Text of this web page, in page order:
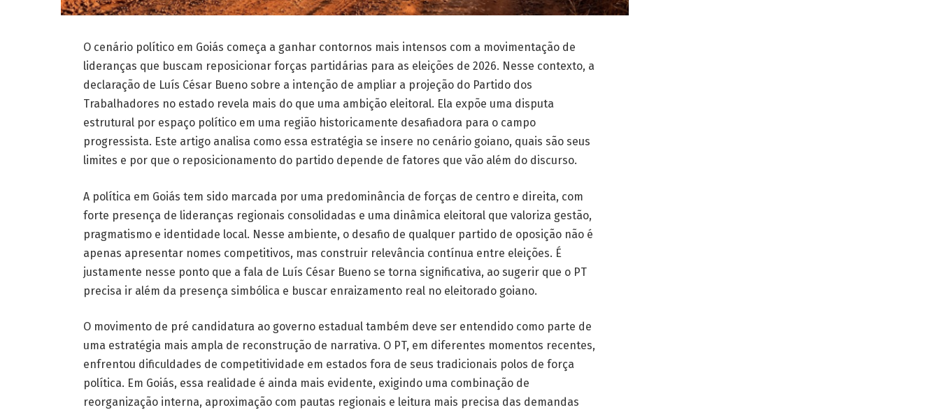
O cenário político em Goiás começa a ganhar contornos mais intensos com a movimentação de
lideranças que buscam reposicionar forças partidárias para as eleições de 2026. Nesse contexto, a
declaração de Luís César Bueno sobre a intenção de ampliar a projeção do Partido dos
Trabalhadores no estado revela mais do que uma ambição eleitoral. Ela expõe uma disputa
estrutural por espaço político em uma região historicamente desafiadora para o campo
progressista. Este artigo analisa como essa estratégia se insere no cenário goiano, quais são seus
limites e por que o reposicionamento do partido depende de fatores que vão além do discurso.
A política em Goiás tem sido marcada por uma predominância de forças de centro e direita, com
forte presença de lideranças regionais consolidadas e uma dinâmica eleitoral que valoriza gestão,
pragmatismo e identidade local. Nesse ambiente, o desafio de qualquer partido de oposição não é
apenas apresentar nomes competitivos, mas construir relevância contínua entre eleições. É
justamente nesse ponto que a fala de Luís César Bueno se torna significativa, ao sugerir que o PT
precisa ir além da presença simbólica e buscar enraizamento real no eleitorado goiano.
O movimento de pré candidatura ao governo estadual também deve ser entendido como parte de
uma estratégia mais ampla de reconstrução de narrativa. O PT, em diferentes momentos recentes,
enfrentou dificuldades de competitividade em estados fora de seus tradicionais polos de força
política. Em Goiás, essa realidade é ainda mais evidente, exigindo uma combinação de
reorganização interna, aproximação com pautas regionais e leitura mais precisa das demandas